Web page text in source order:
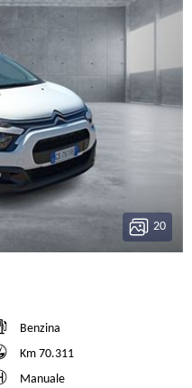
20
Benzina
Km 70.311
Manuale